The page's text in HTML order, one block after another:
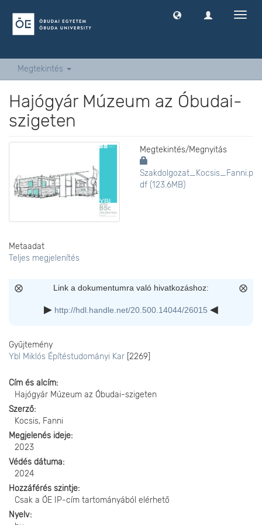
Megtekintés
Hajógyár Múzeum az Óbudai-
szigeten
Megtekintés/Megnyitás
Szakdolgozat_Kocsis_Fanni.p
df (123.6MB)
Metaadat
Teljes megjelenítés
Link a dokumentumra való hivatkozáshoz:
http://hdl.handle.net/20.500.14044/26015
Gyűjtemény
Ybl Miklós Építéstudományi Kar [2269]
Cím és alcím
Hajógyár Múzeum az Óbudai-szigeten
Szerző
Kocsis, Fanni
Megjelenés ideje
2023
Védés dátuma
2024
Hozzáférés szintje
Csak a ÓE IP-cím tartományából elérhető
Nyelv